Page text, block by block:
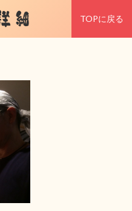
細 TOPに戻る